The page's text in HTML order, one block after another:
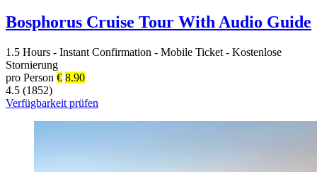
Bosphorus Cruise Tour With Audio Guide
1.5 Hours - Instant Confirmation - Mobile Ticket - Kostenlose
Stornierung
pro Person € 8.90
4.5 (1852)
Verfügbarkeit prüfen